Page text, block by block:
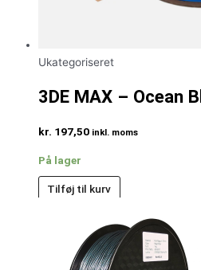
Ukategoriseret
3DE MAX – Ocean
kr. 197,50 inkl. moms
På lager
Tilføj til kurv